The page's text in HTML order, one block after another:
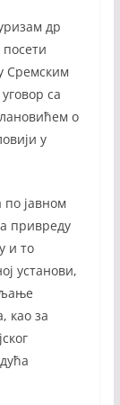
др
Сремским
са
о
у
по јавном
привреду
и то
установи,
као за